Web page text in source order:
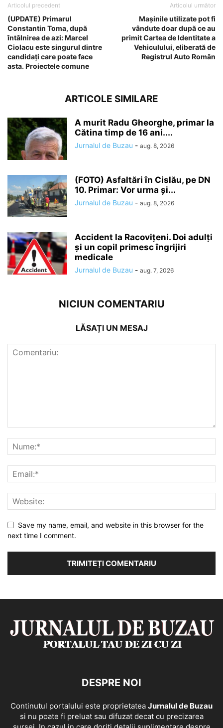
Articolul precedent
(UPDATE) Primarul
Constantin Toma, după
întâlnirea de azi: Marcel
Ciolacu este singurul dintre
candidați care poate face
asta. Proiectele comune
Articolul următor
Mașinile utilizate pot fi
vândute doar după ce au
primit Cartea de Identitate a
Vehiculului, eliberată de
Registrul Auto Român
ARTICOLE SIMILARE
A murit Radu Gheorghe, primar la
Cătina timp de 16 ani....
Jurnalul de Buzau - aug. 8, 2026
(FOTO) Asfaltări în Cislău, pe DN
10. Primar: Vor urma și...
Jurnalul de Buzau - aug. 8, 2026
Accident la Racovițeni. Doi adulți
și un copil primesc îngrijiri
medicale
Jurnalul de Buzau - aug. 7, 2026
NICIUN COMENTARIU
LĂSAȚI UN MESAJ
Save my name, email, and website in this browser for the
next time I comment.
DESPRE NOI
Continutul portalului este proprietatea Jurnalul de Buzau
si nu poate fi preluat sau difuzat decat cu precizarea